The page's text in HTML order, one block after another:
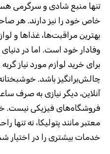
تنها منبع شادی و سرگرمی
خاص خود را نیز دارند. هر
بهترین مراقبت‌ها، غذاها و
وفادار خود است. اما در دنیای
برای خرید لوازم مورد نیاز
چالش‌برانگیز باشد.
آنلاین، دیگر نیازی به صرف
فروشگاه‌های فیزیکی نیست.
معتبر مانند پتولیکا، نه تنها
خدمات بیشتری را در اختیار